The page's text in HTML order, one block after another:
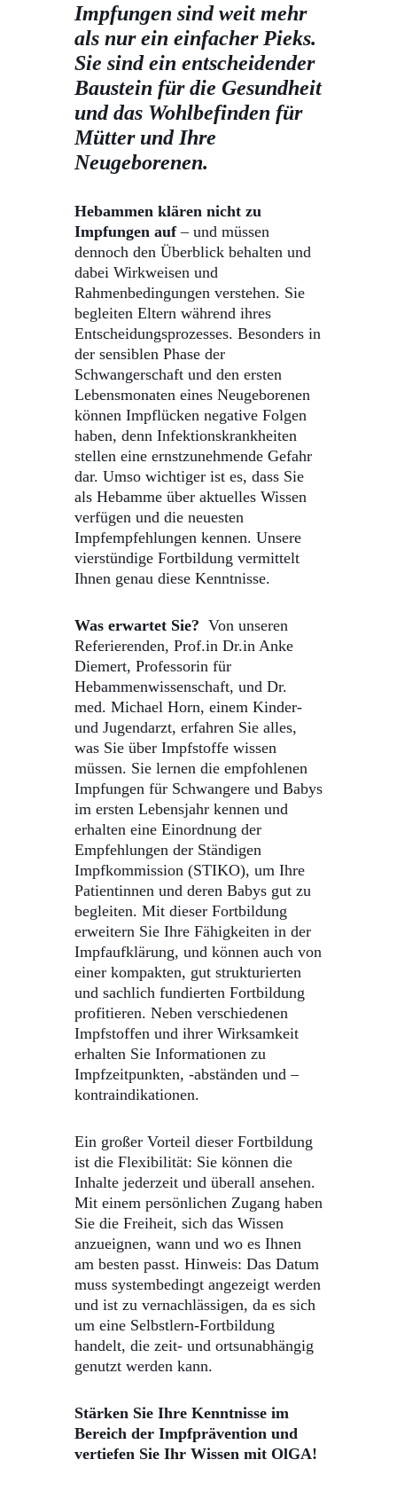
Impfungen sind weit mehr
als nur ein einfacher Pieks.
Sie sind ein entscheidender
Baustein für die Gesundheit
und das Wohlbefinden für
Mütter und Ihre
Neugeborenen.
Hebammen klären nicht zu
Impfungen auf– und müssen
dennoch den Überblick behalten und
dabei Wirkweisen und
Rahmenbedingungen verstehen. Sie
begleiten Eltern während ihres
Entscheidungsprozesses. Besonders in
der sensiblen Phase der
Schwangerschaft und den ersten
Lebensmonaten eines Neugeborenen
können Impflücken negative Folgen
haben, denn Infektionskrankheiten
stellen eine ernstzunehmende Gefahr
dar. Umso wichtiger ist es, dass Sie
als Hebamme über aktuelles Wissen
verfügen und die neuesten
Impfempfehlungen kennen. Unsere
vierstündige Fortbildung vermittelt
Ihnen genau diese Kenntnisse.
Was erwartet Sie? Von unseren
Referierenden, Prof.in Dr.in Anke
Diemert, Professorin für
Hebammenwissenschaft, und Dr.
med. Michael Horn, einem Kinder-
und Jugendarzt, erfahren Sie alles,
was Sie über Impfstoffe wissen
müssen. Sie lernen die empfohlenen
Impfungen für Schwangere und Babys
im ersten Lebensjahr kennen und
erhalten eine Einordnung der
Empfehlungen der Ständigen
Impfkommission (STIKO), um Ihre
Patientinnen und deren Babys gut zu
begleiten. Mit dieser Fortbildung
erweitern Sie Ihre Fähigkeiten in der
Impfaufklärung, und können auch von
einer kompakten, gut strukturierten
und sachlich fundierten Fortbildung
profitieren. Neben verschiedenen
Impfstoffen und ihrer Wirksamkeit
erhalten Sie Informationen zu
Impfzeitpunkten, -abständen und –
kontraindikationen.
Ein großer Vorteil dieser Fortbildung
ist die Flexibilität: Sie können die
Inhalte jederzeit und überall ansehen.
Mit einem persönlichen Zugang haben
Sie die Freiheit, sich das Wissen
anzueignen, wann und wo es Ihnen
am besten passt. Hinweis: Das Datum
muss systembedingt angezeigt werden
und ist zu vernachlässigen, da es sich
um eine Selbstlern-Fortbildung
handelt, die zeit- und ortsunabhängig
genutzt werden kann.
Stärken Sie Ihre Kenntnisse im
Bereich der Impfprävention und
vertiefen Sie Ihr Wissen mit OlGA!